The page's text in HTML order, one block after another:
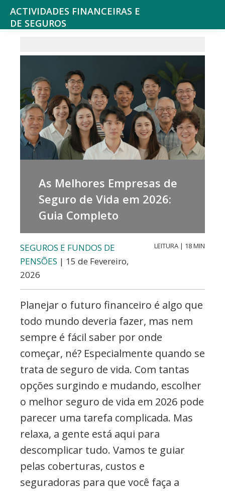
ACTIVIDADES FINANCEIRAS E
DE SEGUROS
serviços
Financeiros,
Seguros
Fundos
Pensões,
Valores,
Contabilidade,
Creditos
As Melhores Empresas de
Seguro de Vida em 2026:
Guia Completo
SEGUROS E FUNDOS DE
PENSÕES | 15 de Fevereiro,
2026
LEITURA | 18 MIN
Planejar o futuro financeiro é algo que
todo mundo deveria fazer, mas nem
sempre é fácil saber por onde
começar, né? Especialmente quando se
trata de seguro de vida. Com tantas
opções surgindo e mudando, escolher
o melhor seguro de vida em 2026 pode
parecer uma tarefa complicada. Mas
relaxa, a gente está aqui para
descomplicar tudo. Vamos te guiar
pelas coberturas, custos e
seguradoras para que você faça a